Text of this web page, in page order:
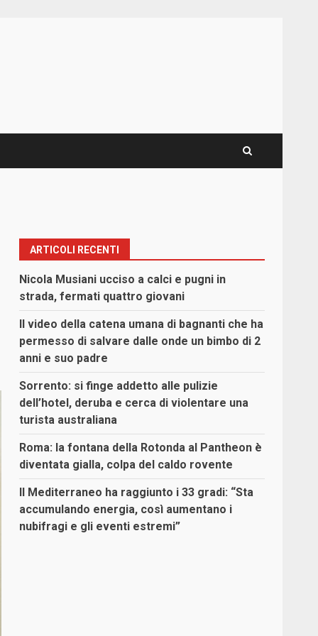
ARTICOLI RECENTI
Nicola Musiani ucciso a calci e pugni in
strada, fermati quattro giovani
Il video della catena umana di bagnanti che ha
permesso di salvare dalle onde un bimbo di 2
anni e suo padre
Sorrento: si finge addetto alle pulizie
dell’hotel, deruba e cerca di violentare una
turista australiana
Roma: la fontana della Rotonda al Pantheon è
diventata gialla, colpa del caldo rovente
Il Mediterraneo ha raggiunto i 33 gradi: “Sta
accumulando energia, così aumentano i
nubifragi e gli eventi estremi”